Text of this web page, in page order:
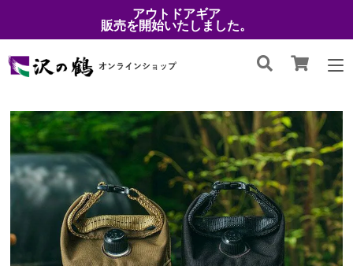
アウトドアギア
販売を開始いたしました。